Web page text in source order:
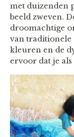
met duizenden
beeld zweven.
droomachtige
van traditionele
kleuren en de
ervoor dat je